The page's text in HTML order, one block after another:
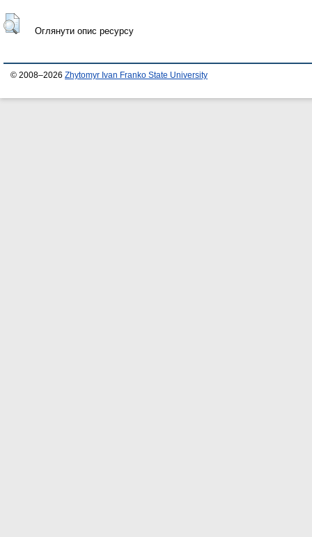
Оглянути опис ресурсу
© 2008–2026 Zhytomyr Ivan Franko State University